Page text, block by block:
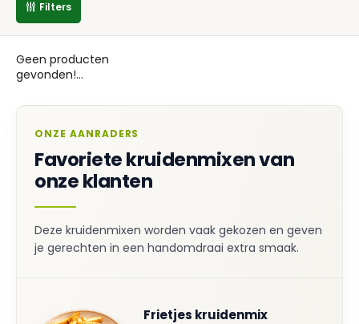
Filters
Geen producten
gevonden!...
ONZE AANRADERS
Favoriete kruidenmixen van
onze klanten
Deze kruidenmixen worden vaak gekozen en geven
je gerechten in een handomdraai extra smaak.
Frietjes kruidenmix